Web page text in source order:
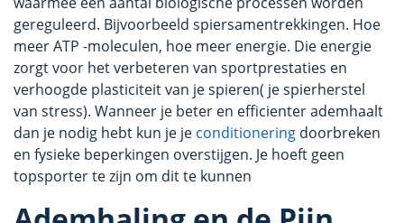
gereguleerd. Bijvoorbeeld spiersamentrekkingen. Hoe
meer ATP -moleculen, hoe meer energie. Die energie
zorgt voor het verbeteren van sportprestaties en
verhoogde plasticiteit van je spieren( je spierherstel
van stress). Wanneer je beter en efficienter ademhaalt
dan je nodig hebt kun je je conditionering doorbreken
en fysieke beperkingen overstijgen. Je hoeft geen
topsporter te zijn om dit te kunnen